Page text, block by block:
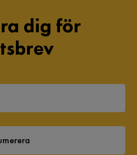
dig för